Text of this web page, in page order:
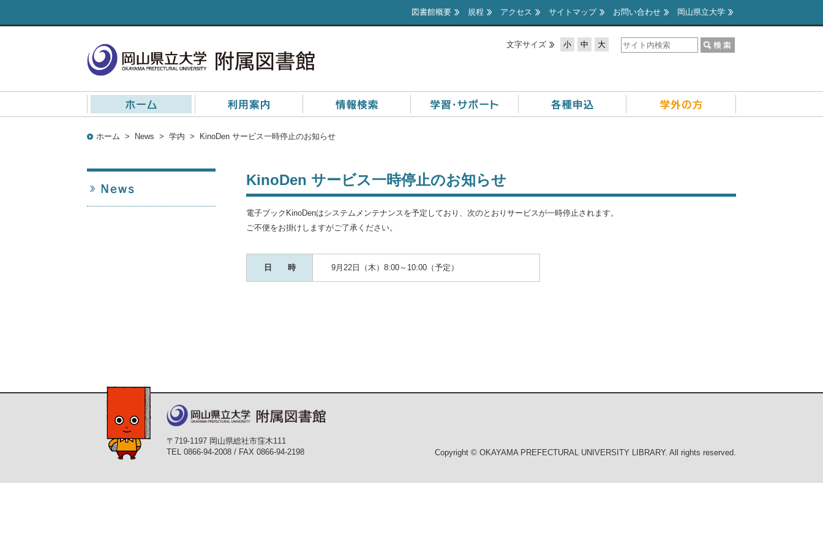
図書館概要 規程 アクセス サイトマップ お問い合わせ 岡山県立大学
文字サイズ 小 中 大
ホーム > News > 学内 > KinoDen サービス一時停止のお知らせ
KinoDen サービス一時停止のお知らせ
電子ブックKinoDenはシステムメンテナンスを予定しており、次のとおりサービスが一時停止されます。
ご不便をお掛けしますがご了承ください。
日 時 9月22日（木）8:00～10:00（予定）
〒719-1197 岡山県総社市窪木111
TEL 0866-94-2008 / FAX 0866-94-2198
Copyright © OKAYAMA PREFECTURAL UNIVERSITY LIBRARY. All rights reserved.